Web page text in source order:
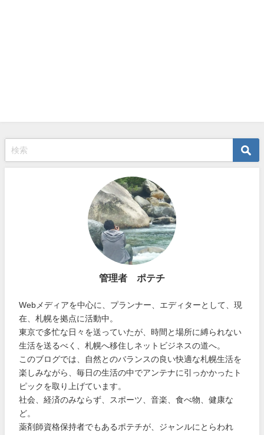
管理者 ポテチ
Webメディアを中心に、プランナー、エディターとして、現
在、札幌を拠点に活動中。
東京で多忙な日々を送っていたが、時間と場所に縛られない
生活を送るべく、札幌へ移住しネットビジネスの道へ。
このブログでは、自然とのバランスの良い快適な札幌生活を
楽しみながら、毎日の生活の中でアンテナに引っかかったト
ピックを取り上げています。
社会、経済のみならず、スポーツ、音楽、食べ物、健康な
ど。
薬剤師資格保持者でもあるポテチが、ジャンルにとらわれ